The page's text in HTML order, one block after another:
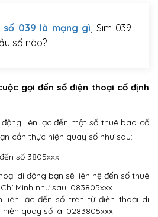
số 039 là mạng gì , Sim 039
số nào?
gọi đến số điện thoại cố định
liên lạc đến một số thuê bao cố
cần thực hiện quay số như sau:
số 3805xxx
di động bạn sẽ liên hệ đến số thuê
Minh như sau: 083805xxx.
liên lạc đến số trên từ điện thoại di
quay số là: 0283805xxx.